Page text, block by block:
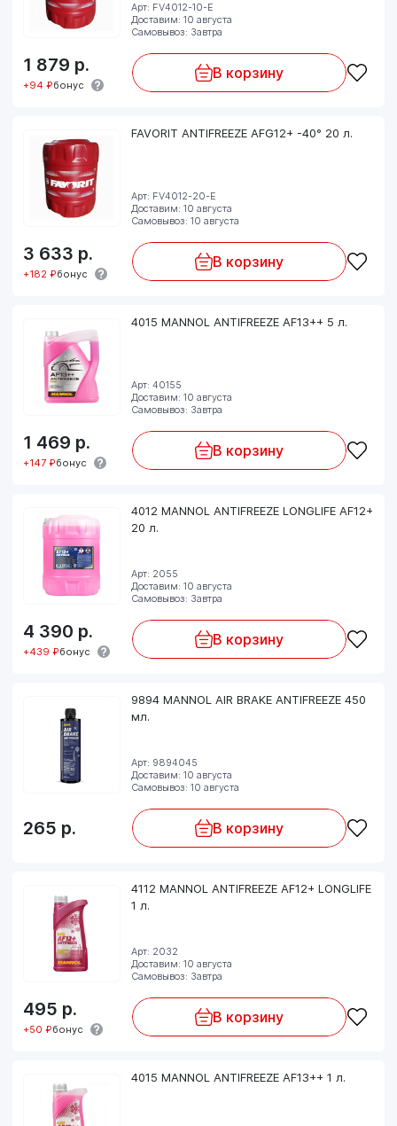
Арт: FV4012-10-E
Доставим: 10 августа
Самовывоз: Завтра
1 879 р.
+94 ₽бонус
В корзину
FAVORIT ANTIFREEZE AFG12+ -40° 20 л.
Арт: FV4012-20-E
Доставим: 10 августа
Самовывоз: 10 августа
3 633 р.
+182 ₽бонус
В корзину
4015 MANNOL ANTIFREEZE AF13++ 5 л.
Арт: 40155
Доставим: 10 августа
Самовывоз: Завтра
1 469 р.
+147 ₽бонус
В корзину
4012 MANNOL ANTIFREEZE LONGLIFE AF12+
20 л.
Арт: 2055
Доставим: 10 августа
Самовывоз: Завтра
4 390 р.
+439 ₽бонус
В корзину
9894 MANNOL AIR BRAKE ANTIFREEZE 450
мл.
Арт: 9894045
Доставим: 10 августа
Самовывоз: 10 августа
265 р. В корзину
4112 MANNOL ANTIFREEZE AF12+ LONGLIFE
1 л.
Арт: 2032
Доставим: 10 августа
Самовывоз: Завтра
495 р.
+50 ₽бонус
В корзину
4015 MANNOL ANTIFREEZE AF13++ 1 л.